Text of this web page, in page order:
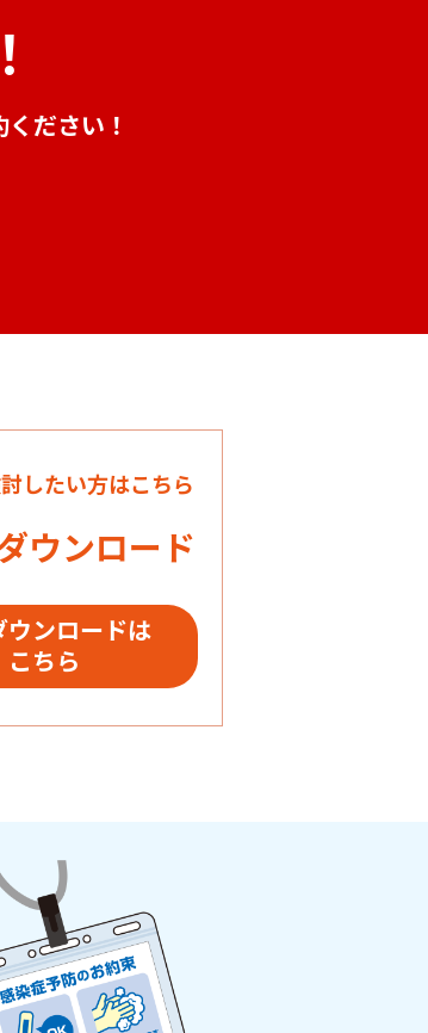
ださい！
したい方はこちら
ウンロード
ウンロードは
こちら